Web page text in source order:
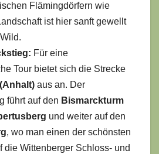
Flämingdörfern wie
ist hier sanft gewellt
Für eine
Tour bietet sich die Strecke
aus an. Der
führt auf den Bismarckturm
und weiter auf den
, wo man einen der schönsten
die Wittenberger Schloss- und